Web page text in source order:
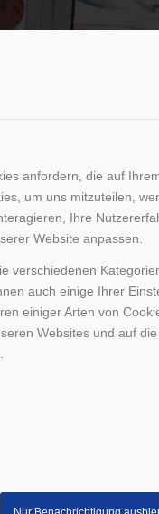
anfordern, die auf
um uns mitzuteilen,
Ihre
Website anpassen.
verschiedenen
auch einige Ihrer
einiger Arten von
Websites und auf